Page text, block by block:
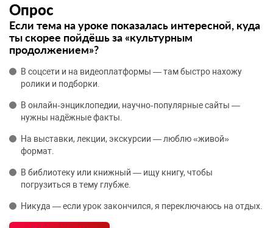
Опрос
Если тема на уроке показалась интересной, куда
ты скорее пойдёшь за «культурным
продолжением»?
В соцсети и на видеоплатформы — там быстро нахожу
ролики и подборки.
В онлайн‑энциклопедии, научно‑популярные сайты —
нужны надёжные факты.
На выставки, лекции, экскурсии — люблю «живой»
формат.
В библиотеку или книжный — ищу книгу, чтобы
погрузиться в тему глубже.
Никуда — если урок закончился, я переключаюсь на отдых.